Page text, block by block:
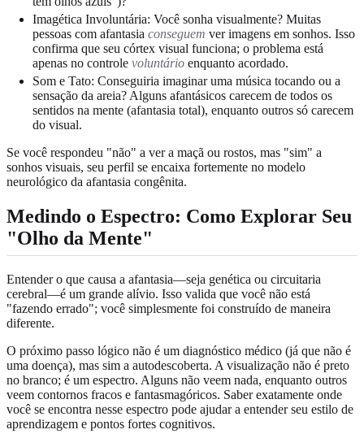
Imagética Involuntária: Você sonha visualmente? Muitas
pessoas com afantasia conseguem ver imagens em sonhos. Isso
confirma que seu córtex visual funciona; o problema está
apenas no controle voluntário enquanto acordado.
Som e Tato: Conseguiria imaginar uma música tocando ou a
sensação da areia? Alguns afantásicos carecem de todos os
sentidos na mente (afantasia total), enquanto outros só carecem
do visual.
Se você respondeu "não" a ver a maçã ou rostos, mas "sim" a
sonhos visuais, seu perfil se encaixa fortemente no modelo
neurológico da afantasia congênita.
Medindo o Espectro: Como Explorar Seu
"Olho da Mente"
Entender o que causa a afantasia—seja genética ou circuitaria
cerebral—é um grande alívio. Isso valida que você não está
"fazendo errado"; você simplesmente foi construído de maneira
diferente.
O próximo passo lógico não é um diagnóstico médico (já que não é
uma doença), mas sim a autodescoberta. A visualização não é preto
no branco; é um espectro. Alguns não veem nada, enquanto outros
veem contornos fracos e fantasmagóricos. Saber exatamente onde
você se encontra nesse espectro pode ajudar a entender seu estilo de
aprendizagem e pontos fortes cognitivos.